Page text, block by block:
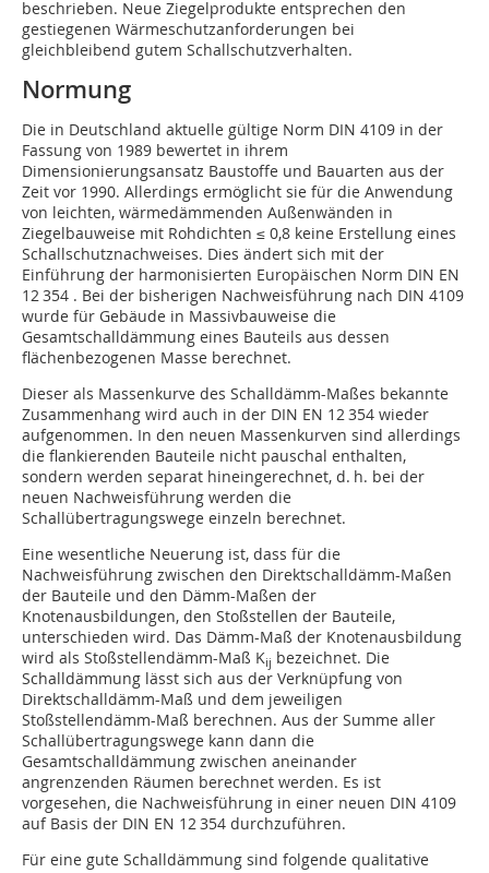
beschrieben. Neue Ziegelprodukte entsprechen den
gestiegenen Wärmeschutzanforderungen bei
gleichbleibend gutem Schallschutzverhalten.
Normung
Die in Deutschland aktuelle gültige Norm DIN 4109 in der
Fassung von 1989 bewertet in ihrem
Dimensionierungsansatz Baustoffe und Bauarten aus der
Zeit vor 1990. Allerdings ermöglicht sie für die Anwendung
von leichten, wärmedämmenden Außenwänden in
Ziegelbauweise mit Rohdichten ≤ 0,8 keine Erstellung eines
Schallschutznachweises. Dies ändert sich mit der
Einführung der harmonisierten Europäischen Norm DIN EN
12 354 . Bei der bisherigen Nachweisführung nach DIN 4109
wurde für Gebäude in Massivbauweise die
Gesamtschalldämmung eines Bauteils aus dessen
flächenbezogenen Masse berechnet.
Dieser als Massenkurve des Schalldämm-Maßes bekannte
Zusammenhang wird auch in der DIN EN 12 354 wieder
aufgenommen. In den neuen Massenkurven sind allerdings
die flankierenden Bauteile nicht pauschal enthalten,
sondern werden separat hineingerechnet, d. h. bei der
neuen Nachweisführung werden die
Schallübertragungswege einzeln berechnet.
Eine wesentliche Neuerung ist, dass für die
Nachweisführung zwischen den Direktschalldämm-Maßen
der Bauteile und den Dämm-Maßen der
Knotenausbildungen, den Stoßstellen der Bauteile,
unterschieden wird. Das Dämm-Maß der Knotenausbildung
wird als Stoßstellendämm-Maß Kij bezeichnet. Die
Schalldämmung lässt sich aus der Verknüpfung von
Direktschalldämm-Maß und dem jeweiligen
Stoßstellendämm-Maß berechnen. Aus der Summe aller
Schallübertragungswege kann dann die
Gesamtschalldämmung zwischen aneinander
angrenzenden Räumen berechnet werden. Es ist
vorgesehen, die Nach­weisführung in einer neuen DIN 4109
auf Basis der DIN EN 12 354 durchzuführen.
Für eine gute Schalldämmung sind folgen­de qualitative